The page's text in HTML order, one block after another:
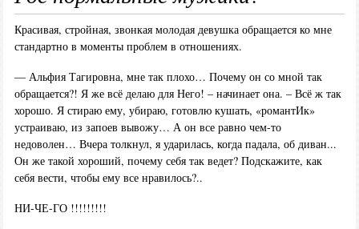
Красивая, стройная, звонкая молодая девушка обращается ко мне
стандартно в моменты проблем в отношениях.
— Альфия Тагировна, мне так плохо… Почему он со мной так
обращается?! Я же всё делаю для Него! – начинает она. – Всё ж так
хорошо. Я стираю ему, убираю, готовлю кушать, «романтИк»
устраиваю, из запоев вывожу… А он все равно чем-то
недоволен… Вчера толкнул, я ударилась, когда падала, об диван...
Он же такой хороший, почему себя так ведет? Подскажите, как
себя вести, чтобы ему все нравилось?..
НИ-ЧЕ-ГО !!!!!!!!!